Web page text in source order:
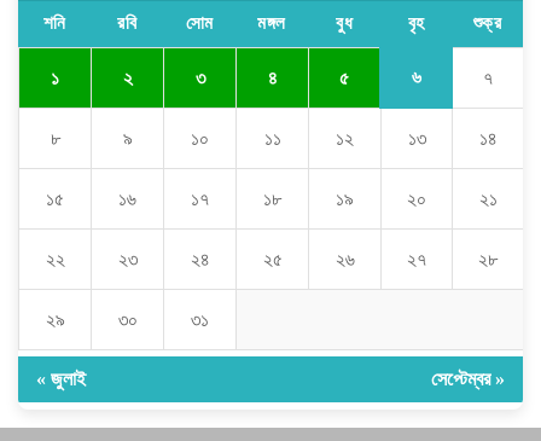
শনি রবি সোম মঙ্গল বুধ বৃহ শুক্র
১ ২ ৩ ৪ ৫ ৬ ৭
৮ ৯ ১০ ১১ ১২ ১৩ ১৪
১৫ ১৬ ১৭ ১৮ ১৯ ২০ ২১
২২ ২৩ ২৪ ২৫ ২৬ ২৭ ২৮
২৯ ৩০ ৩১
« জুলাই সেপ্টেম্বর »